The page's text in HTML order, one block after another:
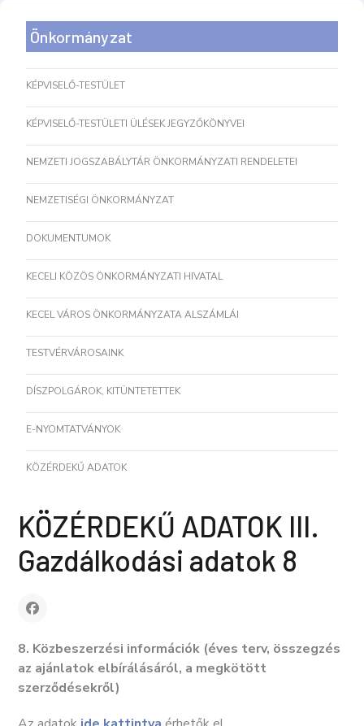
Önkormányzat
KÉPVISELŐ-TESTÜLET
KÉPVISELŐ-TESTÜLETI ÜLÉSEK JEGYZŐKÖNYVEI
NEMZETI JOGSZABÁLYTÁR ÖNKORMÁNYZATI RENDELETEI
NEMZETISÉGI ÖNKORMÁNYZAT
DOKUMENTUMOK
KECELI KÖZÖS ÖNKORMÁNYZATI HIVATAL
KECEL VÁROS ÖNKORMÁNYZATA ALSZÁMLÁI
TESTVÉRVÁROSAINK
DÍSZPOLGÁROK, KITÜNTETETTEK
E-NYOMTATVÁNYOK
KÖZÉRDEKŰ ADATOK
KÖZÉRDEKŰ ADATOK III.
Gazdálkodási adatok 8
8. Közbeszerzési információk (éves terv, összegzés
az ajánlatok elbírálásáról, a megkötött
szerződésekről)